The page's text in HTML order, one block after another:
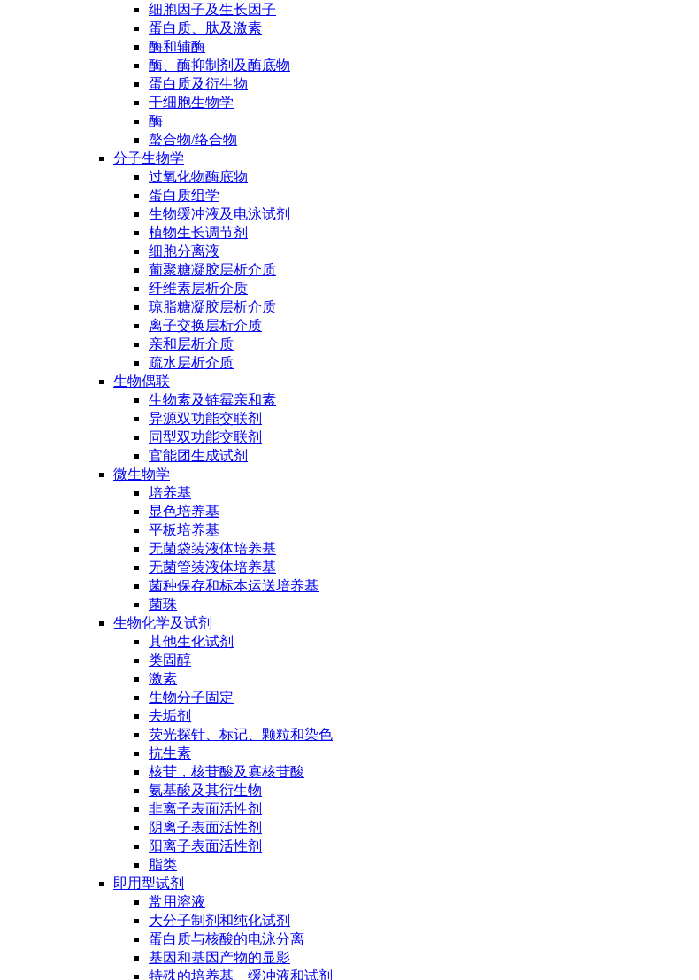
细胞因子及生长因子
蛋白质、肽及激素
酶和辅酶
酶、酶抑制剂及酶底物
蛋白质及衍生物
干细胞生物学
酶
螯合物/络合物
分子生物学
过氧化物酶底物
蛋白质组学
生物缓冲液及电泳试剂
植物生长调节剂
细胞分离液
葡聚糖凝胶层析介质
纤维素层析介质
琼脂糖凝胶层析介质
离子交换层析介质
亲和层析介质
疏水层析介质
生物偶联
生物素及链霉亲和素
异源双功能交联剂
同型双功能交联剂
官能团生成试剂
微生物学
培养基
显色培养基
平板培养基
无菌袋装液体培养基
无菌管装液体培养基
菌种保存和标本运送培养基
菌珠
生物化学及试剂
其他生化试剂
类固醇
激素
生物分子固定
去垢剂
荧光探针、标记、颗粒和染色
抗生素
核苷，核苷酸及寡核苷酸
氨基酸及其衍生物
非离子表面活性剂
阴离子表面活性剂
阳离子表面活性剂
脂类
即用型试剂
常用溶液
大分子制剂和纯化试剂
蛋白质与核酸的电泳分离
基因和基因产物的显影
特殊的培养基、缓冲液和试剂